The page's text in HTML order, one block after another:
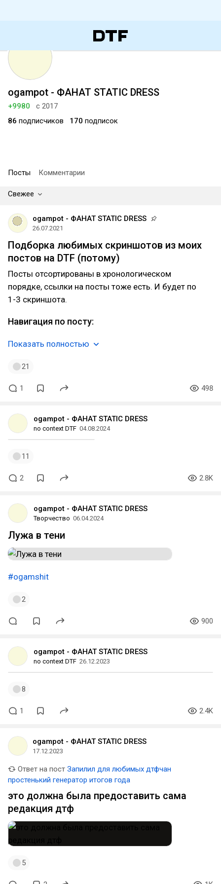
ogampot - ФАНАТ STATIC DRESS
+9980
с 2017
86 подписчиков 170 подписок
Посты Комментарии
Свежее
ogampot - ФАНАТ STATIC DRESS
26.07.2021
Подборка любимых скриншотов из моих
постов на DTF (потому)
Посты отсортированы в хронологическом
порядке, ссылки на посты тоже есть. И будет по
1-3 скриншота.
Навигация по посту:
Показать полностью
21
1 498
ogampot - ФАНАТ STATIC DRESS
no context DTF 04.08.2024
11
2 2.8K
ogampot - ФАНАТ STATIC DRESS
Творчество 06.04.2024
Лужа в тени
#ogamshit
2
900
ogampot - ФАНАТ STATIC DRESS
no context DTF 26.12.2023
8
1 2.4K
ogampot - ФАНАТ STATIC DRESS
17.12.2023
Ответ на пост Запилил для любимых дтфчан
простенький генератор итогов года
это должна была предоставить сама
редакция дтф
5